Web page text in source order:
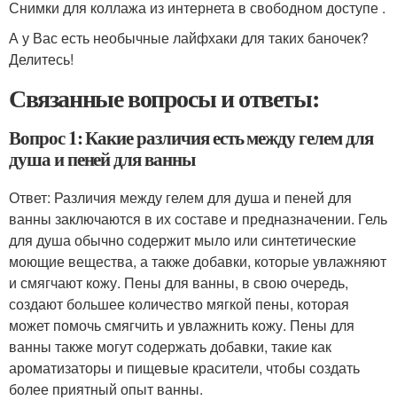
Снимки для коллажа из интернета в свободном доступе .
А у Вас есть необычные лайфхаки для таких баночек?
Делитесь!
Связанные вопросы и ответы:
Вопрос 1: Какие различия есть между гелем для
душа и пеней для ванны
Ответ: Различия между гелем для душа и пеней для
ванны заключаются в их составе и предназначении. Гель
для душа обычно содержит мыло или синтетические
моющие вещества, а также добавки, которые увлажняют
и смягчают кожу. Пены для ванны, в свою очередь,
создают большее количество мягкой пены, которая
может помочь смягчить и увлажнить кожу. Пены для
ванны также могут содержать добавки, такие как
ароматизаторы и пищевые красители, чтобы создать
более приятный опыт ванны.